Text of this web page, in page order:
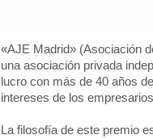
«AJE Madrid» (Asociación
una asociación privada
lucro con más de 40 años
intereses de los
La filosofía de este premio